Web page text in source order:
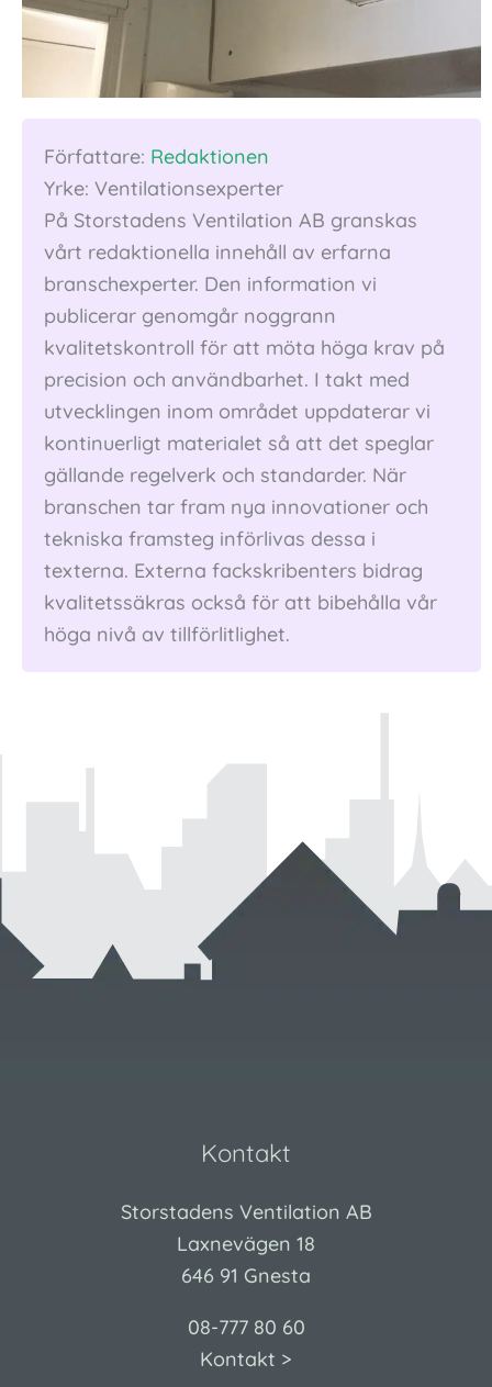
Författare: Redaktionen
Yrke: Ventilationsexperter
På Storstadens Ventilation AB granskas
vårt redaktionella innehåll av erfarna
branschexperter. Den information vi
publicerar genomgår noggrann
kvalitetskontroll för att möta höga krav på
precision och användbarhet. I takt med
utvecklingen inom området uppdaterar vi
kontinuerligt materialet så att det speglar
gällande regelverk och standarder. När
branschen tar fram nya innovationer och
tekniska framsteg införlivas dessa i
texterna. Externa fackskribenters bidrag
kvalitetssäkras också för att bibehålla vår
höga nivå av tillförlitlighet.
Kontakt
Storstadens Ventilation AB
Laxnevägen 18
646 91 Gnesta
08-777 80 60
Kontakt >